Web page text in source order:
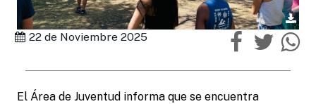
22 de Noviembre 2025
El Área de Juventud informa que se encuentra